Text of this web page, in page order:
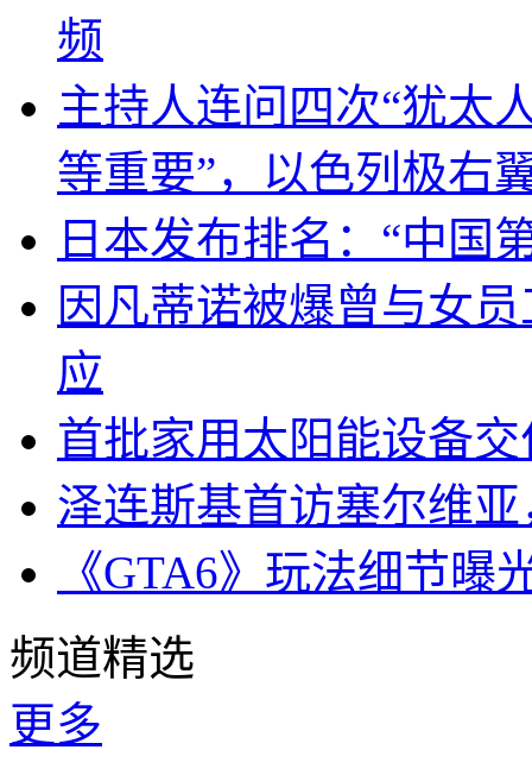
频
主持人连问四次“犹太
等重要”，以色列极右
日本发布排名：“中国
因凡蒂诺被爆曾与女
应
首批家用太阳能设备
泽连斯基首访塞尔维
《GTA6》玩法细节
频道精选
更多